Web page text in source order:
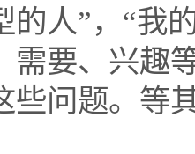
的人”，“我
需要、兴趣
些问题。等